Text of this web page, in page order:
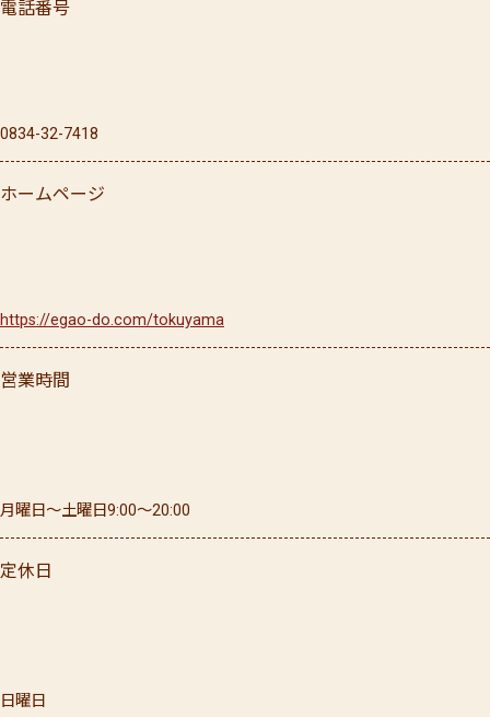
電話番号
0834-32-7418
ホームページ
https://egao-do.com/tokuyama
営業時間
月曜日〜土曜日9:00〜20:00
定休日
日曜日